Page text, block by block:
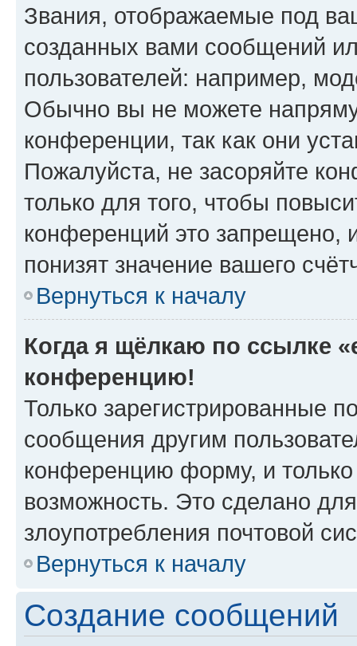
Звания, отображаемые под
созданных вами сообщений
пользователей: например,
Обычно вы не можете
конференции, так как они
Пожалуйста, не засоряйте
только для того, чтобы
конференций это запрещено,
понизят значение вашего
Вернуться к началу
Когда я щёлкаю по ссылке
конференцию!
Только зарегистрированные
сообщения другим
конференцию форму, и
возможность. Это сделано
злоупотребления почтовой
Вернуться к началу
Создание сообщений